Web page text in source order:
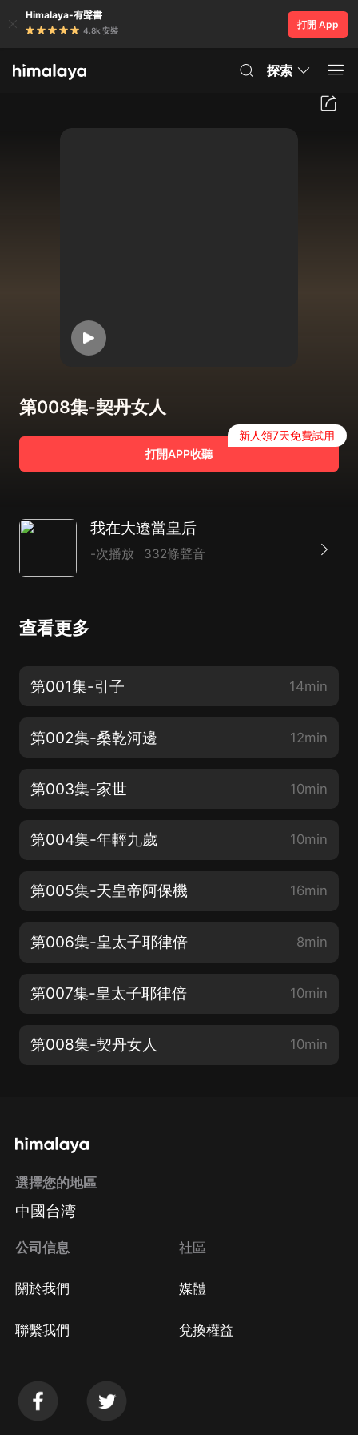
Himalaya-有聲書
4.8k 安裝
打開 App
探索
第008集-契丹女人
打開APP收聽
新人領7天免費試用
我在大遼當皇后
-次播放 332條聲音
查看更多
第001集-引子 14min
第002集-桑乾河邊 12min
第003集-家世 10min
第004集-年輕九歲 10min
第005集-天皇帝阿保機 16min
第006集-皇太子耶律倍 8min
第007集-皇太子耶律倍 10min
第008集-契丹女人 10min
選擇您的地區
中國台湾
公司信息
關於我們
聯繫我們
社區
媒體
兌換權益